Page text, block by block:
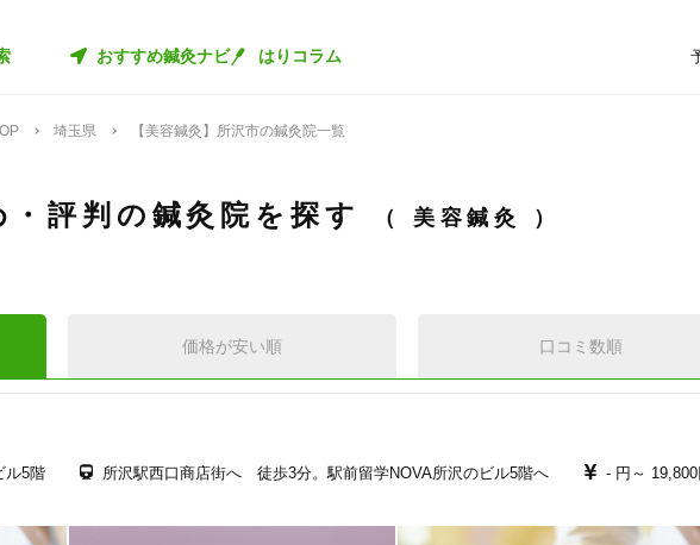
おすすめ鍼灸ナビ はりコラム
埼玉県 【美容鍼灸】所沢市の鍼灸院一覧
・評判の鍼灸院を探す 美容鍼灸
価格が安い順 口コミ数順
ル5階 所沢駅西口商店街へ 徒歩3分。駅前留学NOVA所沢のビル5階へ - 円～ 19,800